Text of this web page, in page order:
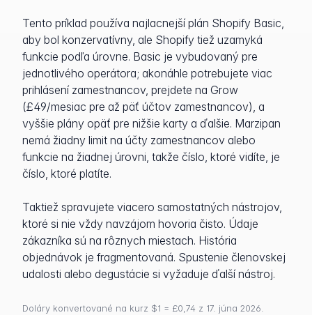
Tento príklad používa najlacnejší plán Shopify Basic,
aby bol konzervatívny, ale Shopify tiež uzamyká
funkcie podľa úrovne. Basic je vybudovaný pre
jednotlivého operátora; akonáhle potrebujete viac
prihlásení zamestnancov, prejdete na Grow
(£49/mesiac pre až päť účtov zamestnancov), a
vyššie plány opäť pre nižšie karty a ďalšie. Marzipan
nemá žiadny limit na účty zamestnancov alebo
funkcie na žiadnej úrovni, takže číslo, ktoré vidíte, je
číslo, ktoré platíte.
Taktiež spravujete viacero samostatných nástrojov,
ktoré si nie vždy navzájom hovoria čisto. Údaje
zákazníka sú na rôznych miestach. História
objednávok je fragmentovaná. Spustenie členovskej
udalosti alebo degustácie si vyžaduje ďalší nástroj.
Doláry konvertované na kurz $1 = £0,74 z 17. júna 2026.